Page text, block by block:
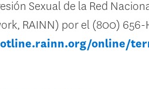
Sexual de la Red
RAINN) por el (800) 656-
online/